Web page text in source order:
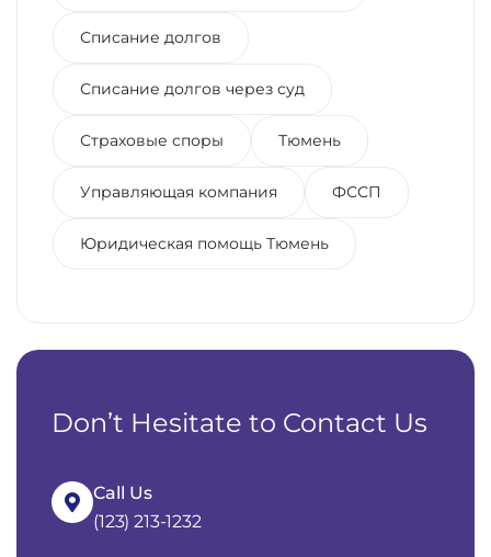
Списание долгов
Списание долгов через суд
Страховые споры Тюмень
Управляющая компания ФССП
Юридическая помощь Тюмень
Don’t Hesitate to Contact Us
Call Us
(123) 213-1232